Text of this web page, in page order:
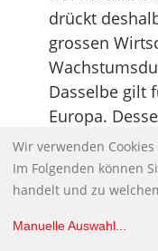
drückt
grossen
Dasselbe gilt
Europa.
den letzten
stagniert es
ebenfalls
die Länder
Wir verwenden
Im Folgenden können
handelt und zu
Manuelle Auswahl...